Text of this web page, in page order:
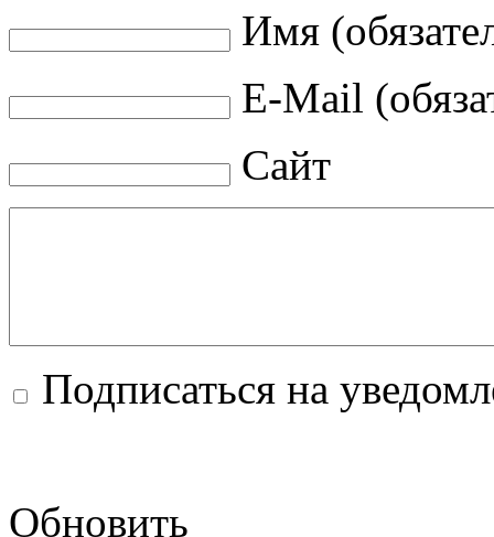
Имя
E-Mail
Сайт
Подписаться на
Обновить